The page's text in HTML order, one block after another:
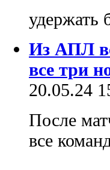
удержать
Из АПЛ
все три
20.05.24
После
все